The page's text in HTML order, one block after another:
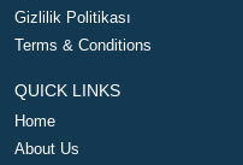
Gizlilik Politikası
Terms & Conditions
QUICK LINKS
Home
About Us